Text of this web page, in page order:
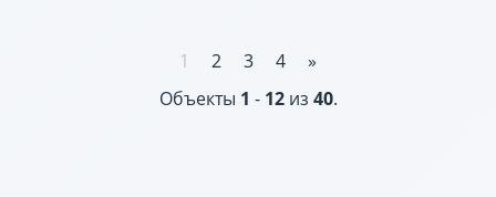
1 2 3 4
»
Объекты 1 - 12из 40.